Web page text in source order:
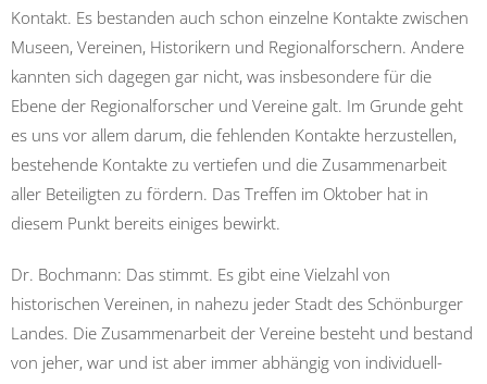
Kontakt. Es bestanden auch schon einzelne Kontakte zwischen
Museen, Vereinen, Historikern und Regionalforschern. Andere
kannten sich dagegen gar nicht, was insbesondere für die
Ebene der Regionalforscher und Vereine galt. Im Grunde geht
es uns vor allem darum, die fehlenden Kontakte herzustellen,
bestehende Kontakte zu vertiefen und die Zusammenarbeit
aller Beteiligten zu fördern. Das Treffen im Oktober hat in
diesem Punkt bereits einiges bewirkt.
Dr. Bochmann: Das stimmt. Es gibt eine Vielzahl von
historischen Vereinen, in nahezu jeder Stadt des Schönburger
Landes. Die Zusammenarbeit der Vereine besteht und bestand
von jeher, war und ist aber immer abhängig von individuell-